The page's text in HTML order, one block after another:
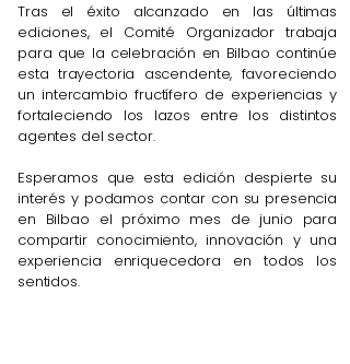
Tras el éxito alcanzado en las últimas
ediciones, el Comité Organizador trabaja
para que la celebración en Bilbao continúe
esta trayectoria ascendente, favoreciendo
un intercambio fructífero de experiencias y
fortaleciendo los lazos entre los distintos
agentes del sector.
Esperamos que esta edición despierte su
interés y podamos contar con su presencia
en Bilbao el próximo mes de junio para
compartir conocimiento, innovación y una
experiencia enriquecedora en todos los
sentidos.